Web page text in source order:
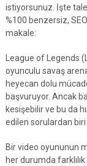
istiyorsunuz. İşte
%100 benzersiz,
makale:
League of Legends
oyunculu savaş
heyecan dolu
başvuruyor. Ancak
kesişebilir ve bu da
edilen sorulardan
Bir video oyununun
her durumda